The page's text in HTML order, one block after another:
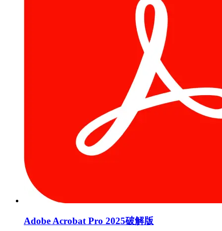
Adobe Acrobat Pro 2025破解版